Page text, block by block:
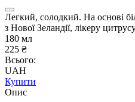
Легкий, солодкий. На основі
з Нової Зеландії, лікеру
180 мл
225 ₴
Всього:
UAH
Купити
Опис